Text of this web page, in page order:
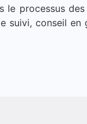
le processus des
suivi, conseil en